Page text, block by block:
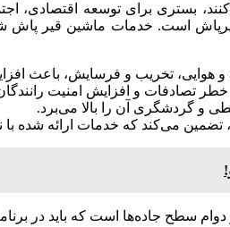
بستری برای توسعه اقتصادی،
است. خدمات ماشین قیر
هوایی، تخریب و فرسایش، باعث
و افزایش امنیت رانندگان
و گردشگری آن را بالا می‌برد.
می‌کند که خدمات ارائه شده با
و دوام سطح جاده‌ها است که باید در